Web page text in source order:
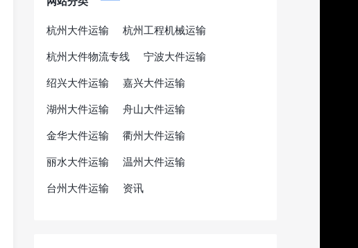
杭州大件运输
杭州工程机械运输
杭州大件物流专线
宁波大件运输
绍兴大件运输
嘉兴大件运输
湖州大件运输
舟山大件运输
金华大件运输
衢州大件运输
丽水大件运输
温州大件运输
台州大件运输
资讯